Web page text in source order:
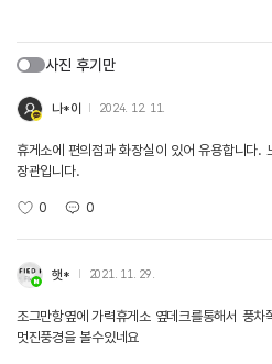
사진 후기만
나*이 2024. 12. 11.
휴게소에 편의점과 화장실이 있어 유용합니다.
장관입니다.
0 0
햇* 2021. 11. 29.
조그만항옆에 가력휴게소 옆데크를통해서 풍
멋진풍경을 볼수있네요